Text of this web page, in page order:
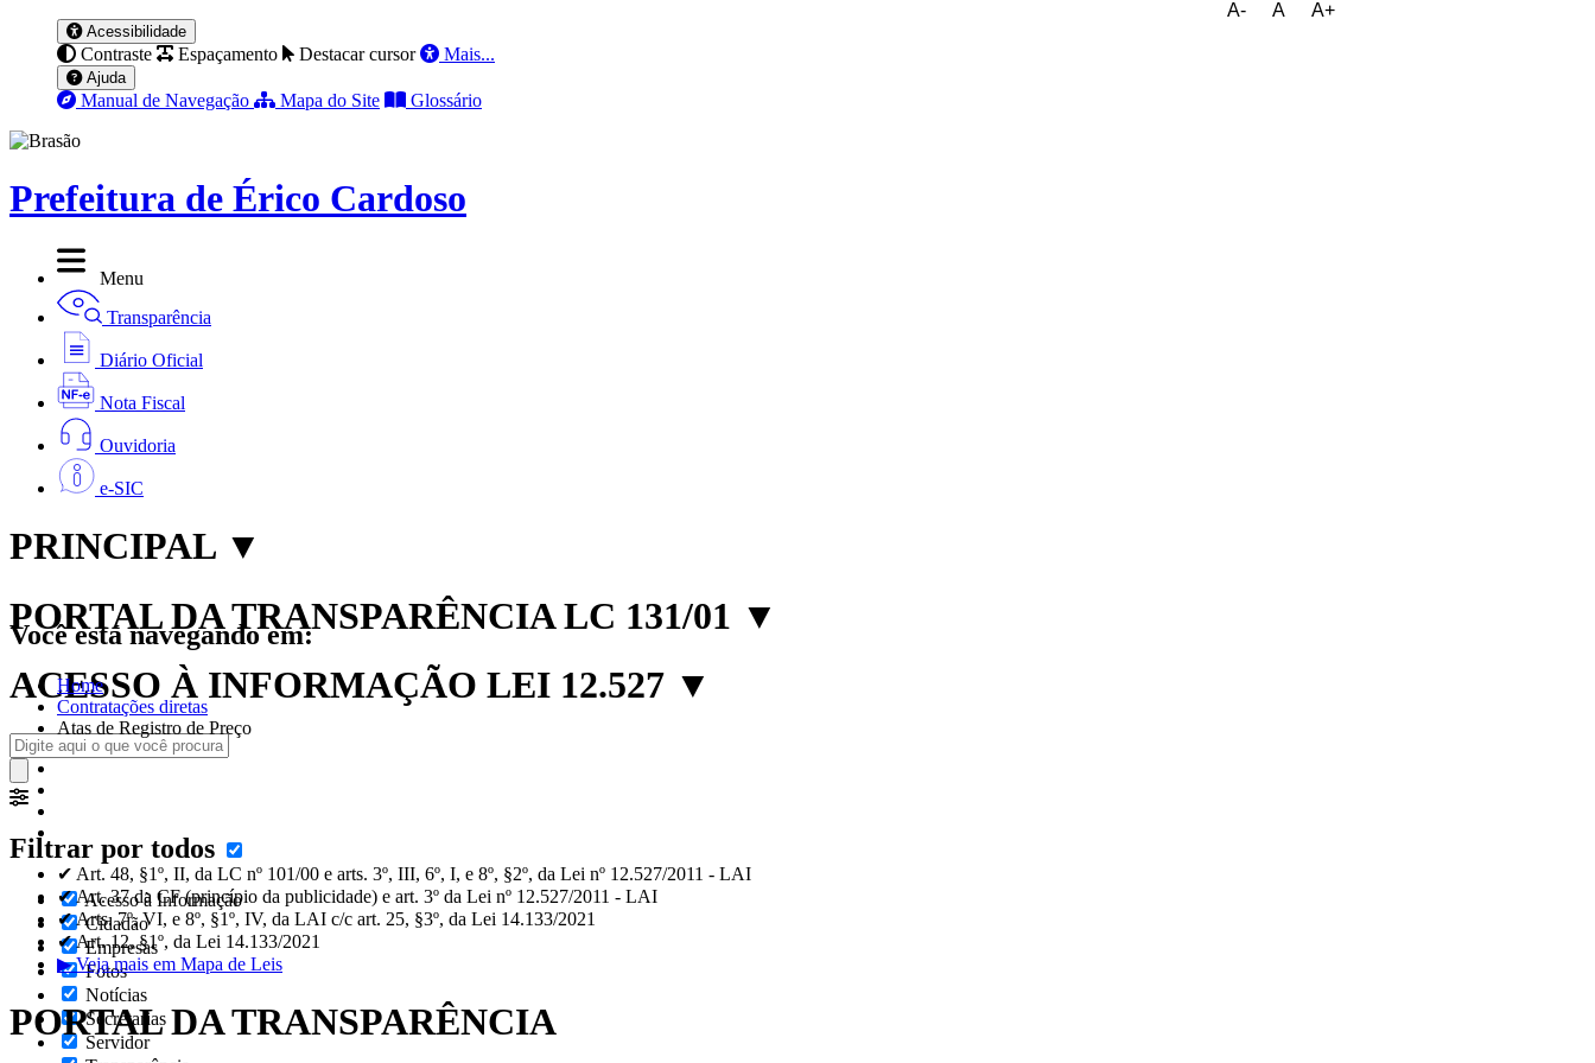
A- A A+
Acessibilidade
Contraste Espaçamento Destacar cursor Mais...
Ajuda
Manual de Navegação Mapa do Site Glossário
Prefeitura de Érico Cardoso
Menu
Transparência
Diário Oficial
Nota Fiscal
Ouvidoria
e-SIC
PRINCIPAL ▼
PORTAL DA TRANSPARÊNCIA LC 131/01 ▼
ACESSO À INFORMAÇÃO LEI 12.527 ▼
Filtrar por todos
Acesso à Informação
Cidadão
Empresas
Fotos
Notícias
Secretarias
Servidor
Você está navegando em:
Home
Contratações diretas
Atas de Registro de Preço
✔ Art. 48, §1º, II, da LC nº 101/00 e arts. 3º, III, 6º, I, e 8º, §2º, da Lei nº 12.527/2011 - LAI
✔ Art. 37 da CF (princípio da publicidade) e art. 3º da Lei nº 12.527/2011 - LAI
✔ Arts. 7º, VI, e 8º, §1º, IV, da LAI c/c art. 25, §3º, da Lei 14.133/2021
✔ Art. 12, §1º, da Lei 14.133/2021
▶ Veja mais em Mapa de Leis
PORTAL DA TRANSPARÊNCIA